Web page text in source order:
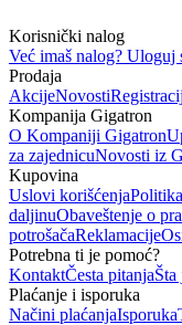
Korisnički nalog
Već imaš nalog? Uloguj
Prodaja
AkcijeNovosti
Kompanija Gigatron
O Kompaniji Gigatron
za zajednicuNovosti iz
Kupovina
Uslovi korišćenja
daljinuObaveštenje o
potrošačaReklamacije
Potrebna ti je pomoć?
KontaktČesta pitanja
Plaćanje i isporuka
Načini plaćanjaIsporuka